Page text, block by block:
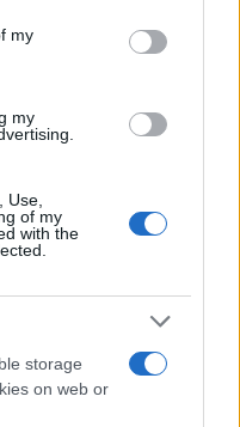
my
my
Use,
of my
with the
storage
on web or
prvi napadi bili
operacije
uspješni
odbrane ili vojni
nije željelo
se na